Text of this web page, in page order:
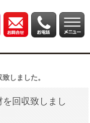
しました。
回収致しまし